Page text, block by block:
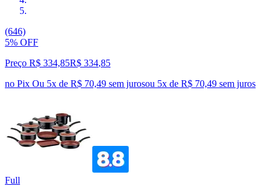
(646)
5% OFF
Preço R$ 334,85R$ 334,85
no Pix Ou 5x de R$ 70,49 sem jurosou 5x de R$ 70,49 sem juros
Full